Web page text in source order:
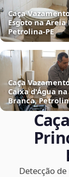
Caça
Esgoto na Areia
Petrolina‑PE
Caça
Caixa d'Água
Branca,
Detecção